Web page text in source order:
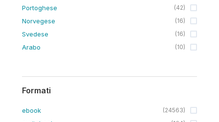
Portoghese (42)
Norvegese (16)
Svedese (16)
Arabo (10)
Formati
ebook (24563)